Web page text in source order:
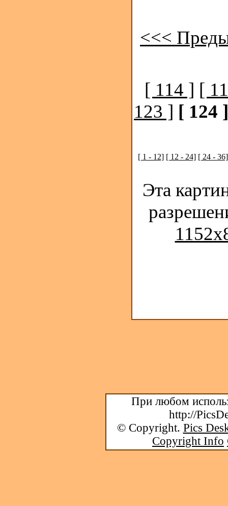
<<<
[ 114 ] [
123 ] [ 124 ]
[ 1 - 12] [ 12 - 24] [ 24 - 36]
Эта
При любом
http://
© Copyright. Pics
Copyright Info